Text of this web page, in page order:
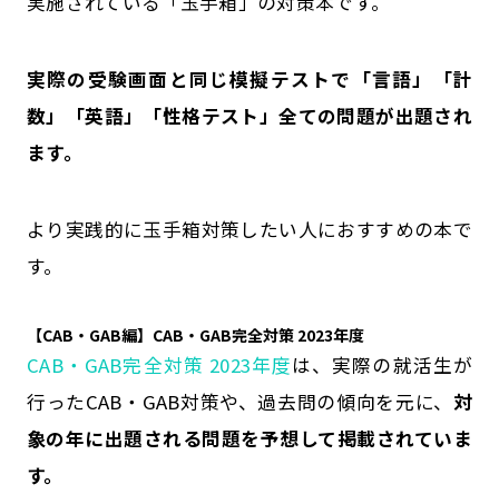
実際の受験画面と同じ模擬テストで「言語」「計
数」「英語」「性格テスト」全ての問題が出題され
ます。
より実践的に玉手箱対策したい人におすすめの本で
す。
【CAB・GAB編】CAB・GAB完全対策 2023年度
CAB・GAB完全対策 2023年度は、実際の就活生が
行ったCAB・GAB対策や、過去問の傾向を元に、 対
象の年に出題される問題を予想して掲載されていま
す。